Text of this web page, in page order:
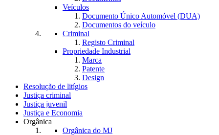
Veículos
Documento Único Automóvel (DUA)
Documentos do veículo
Criminal
Registo Criminal
Propriedade Industrial
Marca
Patente
Design
Resolução de litígios
Justiça criminal
Justiça juvenil
Justiça e Economia
Orgânica
Orgânica do MJ